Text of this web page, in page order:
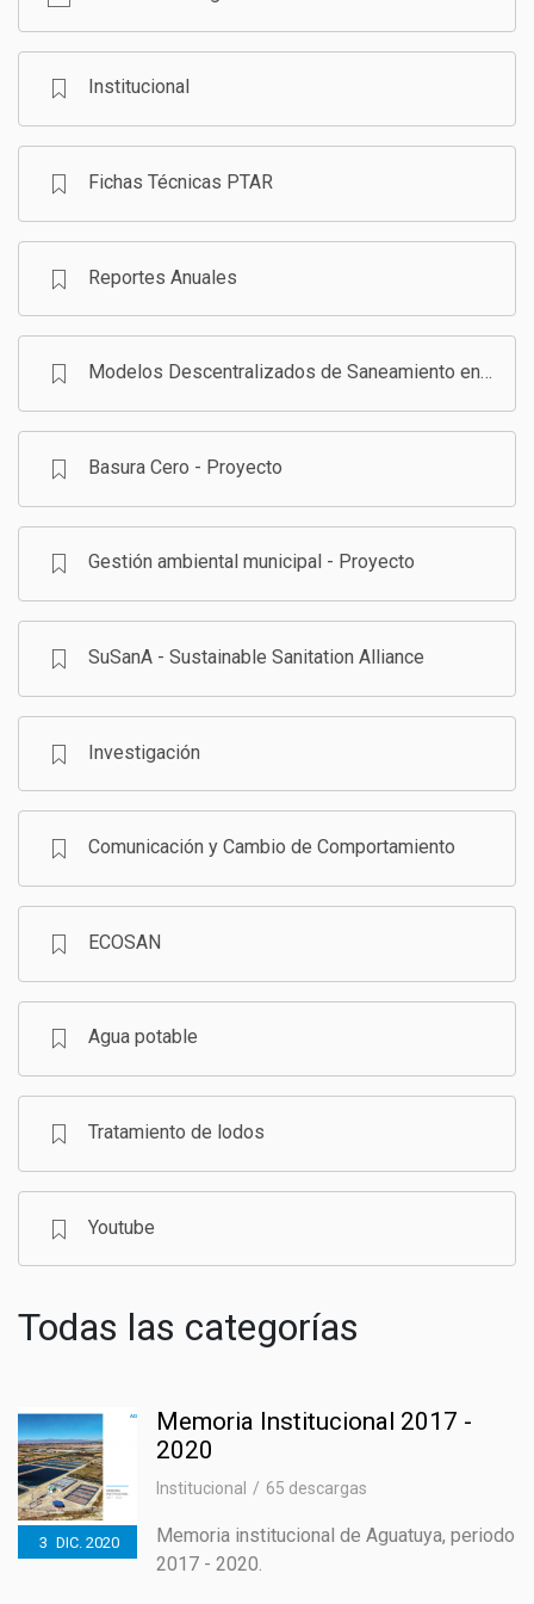
Institucional
Fichas Técnicas PTAR
Reportes Anuales
Modelos Descentralizados de Saneamiento en Bolivia - Programa
Basura Cero - Proyecto
Gestión ambiental municipal - Proyecto
SuSanA - Sustainable Sanitation Alliance
Investigación
Comunicación y Cambio de Comportamiento
ECOSAN
Agua potable
Tratamiento de lodos
Youtube
Todas las categorías
3 DIC. 2020
Memoria Institucional 2017 -
2020
Institucional 65 descargas
Memoria institucional de Aguatuya, periodo
2017 - 2020.